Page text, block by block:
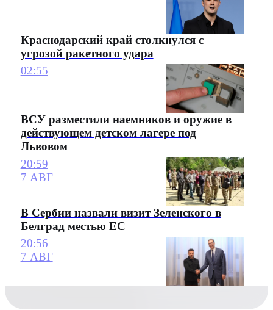
Краснодарский край столкнулся с
угрозой ракетного удара
02:55
ВСУ разместили наемников и оружие в
действующем детском лагере под
Львовом
20:59
7 АВГ
В Сербии назвали визит Зеленского в
Белград местью ЕС
20:56
7 АВГ